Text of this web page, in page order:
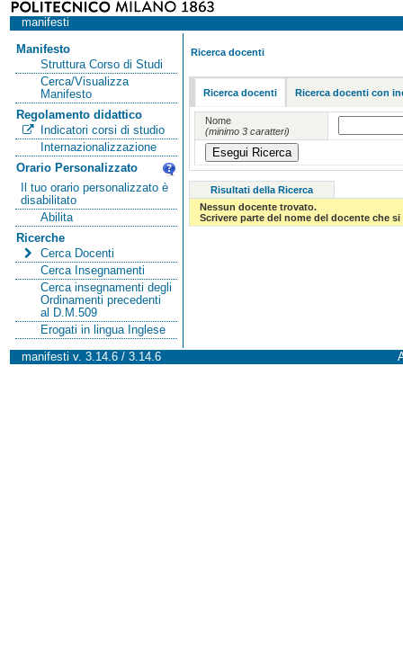
manifesti
Manifesto
Struttura Corso di Studi
Cerca/Visualizza
Manifesto
Regolamento didattico
Indicatori corsi di studio
Internazionalizzazione
Orario Personalizzato
Il tuo orario personalizzato è
disabilitato
Abilita
Ricerche
Cerca Docenti
Cerca Insegnamenti
Cerca insegnamenti degli
Ordinamenti precedenti
al D.M.509
Erogati in lingua Inglese
Ricerca docenti
Ricerca docenti Ricerca docenti con
Nome
(minimo 3 caratteri)
Risultati della Ricerca
Nessun docente trovato.
Scrivere parte del nome del docente che
manifesti v. 3.14.6 / 3.14.6